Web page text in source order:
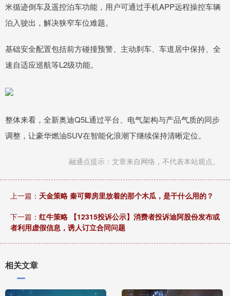
米循迹倒车及遥控泊车功能，用户可通过手机APP远程操控车辆
泊入驶出，解决狭窄车位难题。
基础安全配置包括前方碰撞预警、主动刹车、车道居中保持、全
速自适应巡航等L2级功能。
整体来看，全新奥迪Q5L通过平台、电气架构与产品气质的同步
调整，让豪华燃油SUV在智能化浪潮下继续保持清晰定位。
融通点提示：文章来自网络，不代表本站观点。
上一篇： 天金策略 秦可卿房里放着的那个木瓜，是干什么用的？
下一篇： 红牛策略 【12315投诉公示】消费者投诉迪阿股份发布或
者利用虚假信息，诱人订立合同问题
相关文章